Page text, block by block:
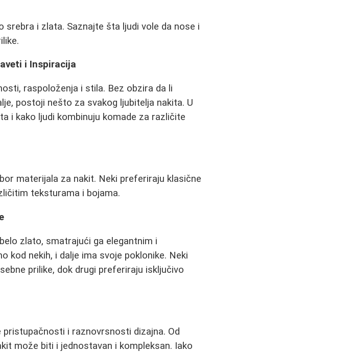
i zlata. Saznajte šta ljudi vole da nose i
i Inspiracija
raspoloženja i stila. Bez obzira da li
postoji nešto za svakog ljubitelja nakita. U
i kako ljudi kombinuju komade za različite
materijala za nakit. Neki preferiraju klasične
teksturama i bojama.
zlato, smatrajući ga elegantnim i
kod nekih, i dalje ima svoje poklonike. Neki
prilike, dok drugi preferiraju isključivo
i raznovrsnosti dizajna. Od
može biti i jednostavan i kompleksan. Iako